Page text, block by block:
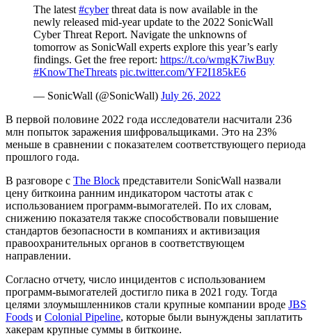
The latest #cyberthreat data is now available in the
newly released mid-year update to the 2022 SonicWall
Cyber Threat Report. Navigate the unknowns of
tomorrow as SonicWall experts explore this year’s early
findings. Get the free report: https://t.co/wmgK7iwBuy
#KnowTheThreats pic.twitter.com/YF2I185kE6
— SonicWall (@SonicWall) July 26, 2022
В первой половине 2022 года исследователи насчитали 236
млн попыток заражения шифровальщиками. Это на 23%
меньше в сравнении с показателем соответствующего периода
прошлого года.
В разговоре с The Block представители SonicWall назвали
цену биткоина ранним индикатором частоты атак с
использованием программ-вымогателей. По их словам,
снижению показателя также способствовали повышение
стандартов безопасности в компаниях и активизация
правоохранительных органов в соответствующем
направлении.
Согласно отчету, число инцидентов с использованием
программ-вымогателей достигло пика в 2021 году. Тогда
целями злоумышленников стали крупные компании вроде JBS
Foods и Colonial Pipeline, которые были вынуждены заплатить
хакерам крупные суммы в биткоине.